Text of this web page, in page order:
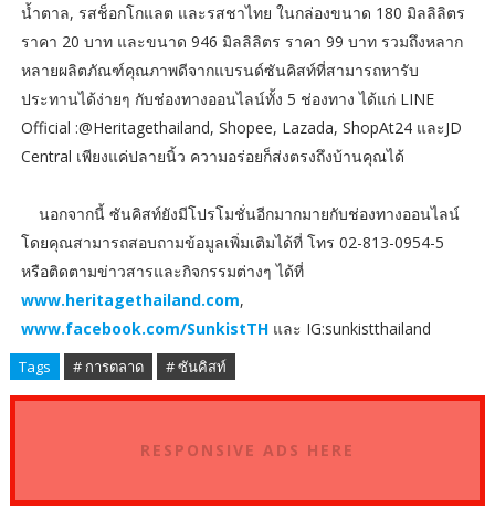
น้ำตาล, รสช็อกโกแลต และรสชาไทย ในกล่องขนาด 180 มิลลิลิตร
ราคา 20 บาท และขนาด 946 มิลลิลิตร ราคา 99 บาท รวมถึงหลาก
หลายผลิตภัณฑ์คุณภาพดีจากแบรนด์ซันคิสท์ที่สามารถหารับ
ประทานได้ง่ายๆ กับช่องทางออนไลน์ทั้ง 5 ช่องทาง ได้แก่ LINE
Official :@Heritagethailand, Shopee, Lazada, ShopAt24 และJD
Central เพียงแค่ปลายนิ้ว ความอร่อยก็ส่งตรงถึงบ้านคุณได้
นอกจากนี้ ซันคิสท์ยังมีโปรโมชั่นอีกมากมายกับช่องทางออนไลน์
โดยคุณสามารถสอบถามข้อมูลเพิ่มเติมได้ที่ โทร 02-813-0954-5
หรือติดตามข่าวสารและกิจกรรมต่างๆ ได้ที่
www.heritagethailand.com,
www.facebook.com/SunkistTHและ IG:sunkistthailand
Tags # การตลาด # ซันคิสท์
RESPONSIVE ADS HERE